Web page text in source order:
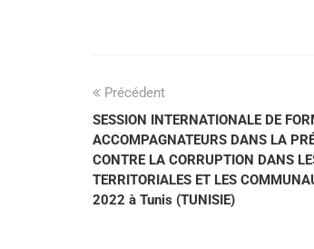
Précédent
SESSION INTERNATIONALE DE
ACCOMPAGNATEURS DANS LA
CONTRE LA CORRUPTION DANS
TERRITORIALES ET LES
2022 à Tunis (TUNISIE)